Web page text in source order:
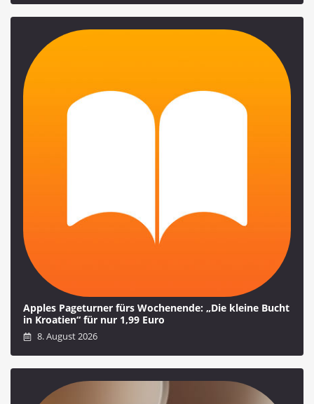
Apples Pageturner fürs Wochenende: „Die kleine Bucht
in Kroatien“ für nur 1,99 Euro
8. August 2026